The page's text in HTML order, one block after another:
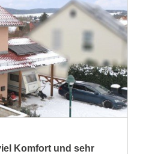
Komfort und sehr